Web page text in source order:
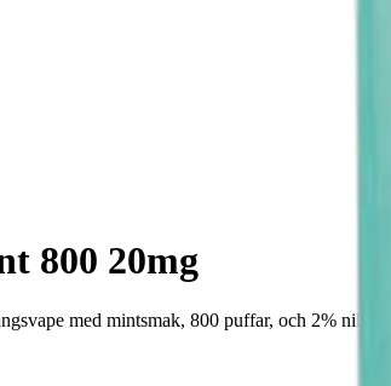
800 20mg
med mintsmak, 800 puffar, och 2%